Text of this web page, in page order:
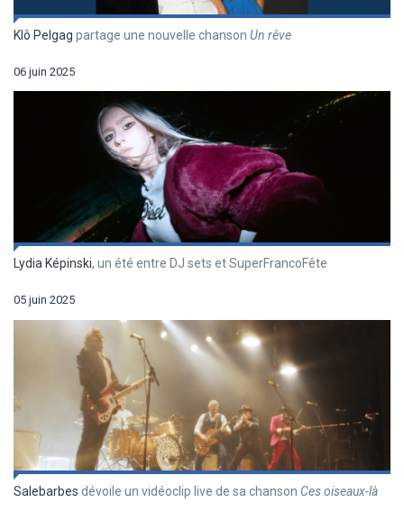
Klô Pelgag partage une nouvelle chanson Un rêve
06 juin 2025
Lydia Képinski, un été entre DJ sets et SuperFrancoFête
05 juin 2025
Salebarbes dévoile un vidéoclip live de sa chanson Ces oiseaux-là